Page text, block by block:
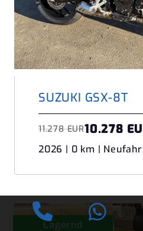
SUZUKI GSX-8T
11.278 EUR10.278
2026 | 0 km |
Lagernd